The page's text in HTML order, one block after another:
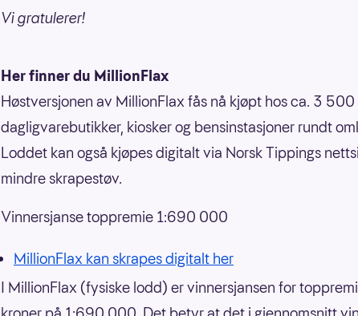
Vi gratulerer!
Her finner du MillionFlax
Høstversjonen av MillionFlax fås nå kjøpt hos ca. 3 500
dagligvarebutikker, kiosker og bensinstasjoner rundt
Loddet kan også kjøpes digitalt via Norsk Tippings
mindre skrapestøv.
Vinnersjanse toppremie 1:690 000
MillionFlax kan skrapes digitalt her
I MillionFlax (fysiske lodd) er vinnersjansen for